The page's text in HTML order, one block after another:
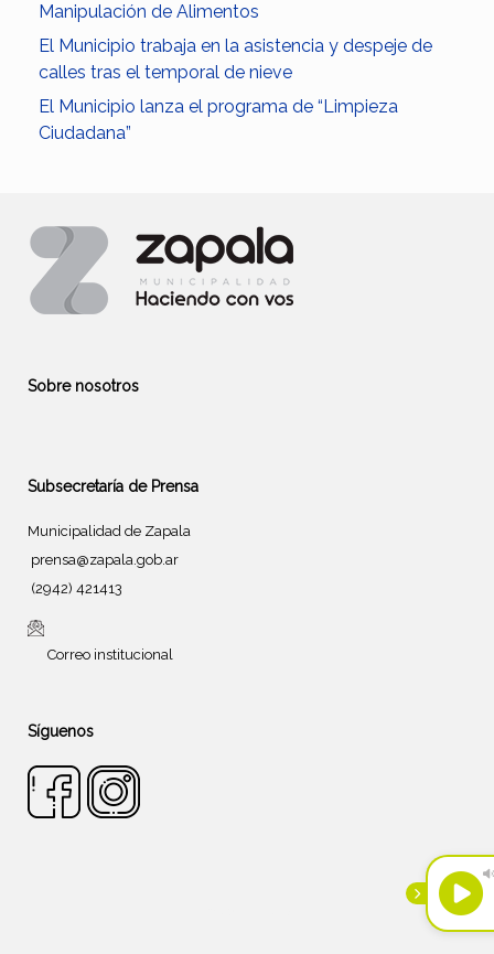
Manipulación de Alimentos
El Municipio trabaja en la asistencia y despeje de
calles tras el temporal de nieve
El Municipio lanza el programa de “Limpieza
Ciudadana”
Sobre nosotros
Subsecretaría de Prensa
Municipalidad de Zapala
prensa@zapala.gob.ar
(2942) 421413
Correo institucional
Síguenos